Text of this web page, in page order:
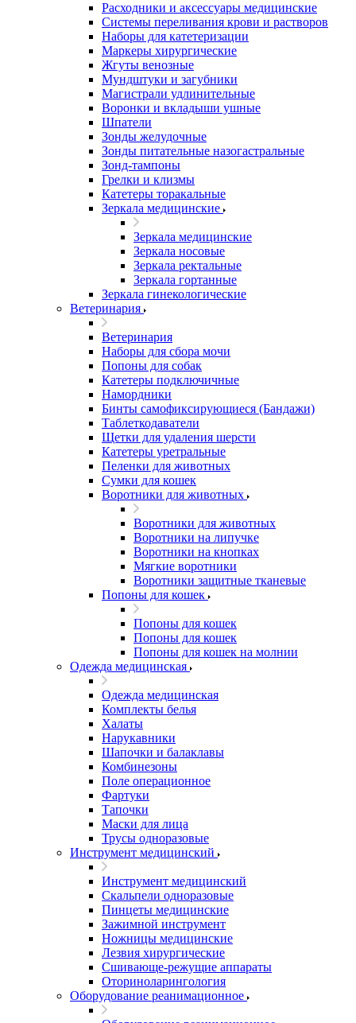
Расходники и аксессуары медицинские
Системы переливания крови и растворов
Наборы для катетеризации
Маркеры хирургические
Жгуты венозные
Мундштуки и загубники
Магистрали удлинительные
Воронки и вкладыши ушные
Шпатели
Зонды желудочные
Зонды питательные назогастральные
Зонд-тампоны
Грелки и клизмы
Катетеры торакальные
Зеркала медицинские
Зеркала медицинские
Зеркала носовые
Зеркала ректальные
Зеркала гортанные
Зеркала гинекологические
Ветеринария
Ветеринария
Наборы для сбора мочи
Попоны для собак
Катетеры подключичные
Намордники
Бинты самофиксирующиеся (Бандажи)
Таблеткодаватели
Щетки для удаления шерсти
Катетеры уретральные
Пеленки для животных
Сумки для кошек
Воротники для животных
Воротники для животных
Воротники на липучке
Воротники на кнопках
Мягкие воротники
Воротники защитные тканевые
Попоны для кошек
Попоны для кошек
Попоны для кошек
Попоны для кошек на молнии
Одежда медицинская
Одежда медицинская
Комплекты белья
Халаты
Нарукавники
Шапочки и балаклавы
Комбинезоны
Поле операционное
Фартуки
Тапочки
Маски для лица
Трусы одноразовые
Инструмент медицинский
Инструмент медицинский
Скальпели одноразовые
Пинцеты медицинские
Зажимной инструмент
Ножницы медицинские
Лезвия хирургические
Сшивающе-режущие аппараты
Оториноларингология
Оборудование реанимационное